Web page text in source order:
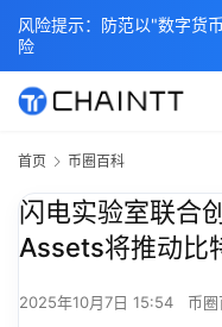
首页 币圈百科
闪电实验室联合
Assets将推动比
2025年10月7日 15:54 币
风险提示：防范以"数字货
险